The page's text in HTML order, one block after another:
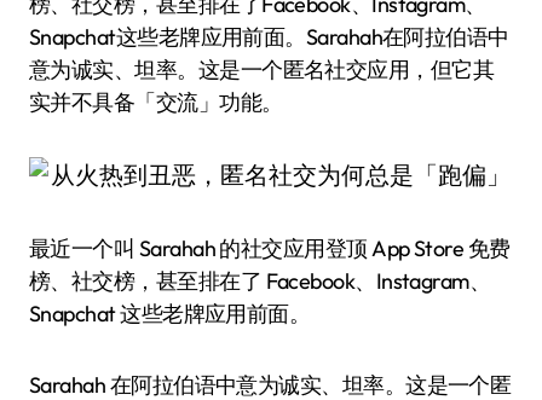
Snapchat这些老牌应用前面。Sarahah在阿拉伯语中
意为诚实、坦率。这是一个匿名社交应用，但它其
实并不具备「交流」功能。
最近一个叫 Sarahah 的社交应用登顶 App Store 免费
榜、社交榜，甚至排在了 Facebook、Instagram、
Snapchat 这些老牌应用前面。
Sarahah 在阿拉伯语中意为诚实、坦率。这是一个匿